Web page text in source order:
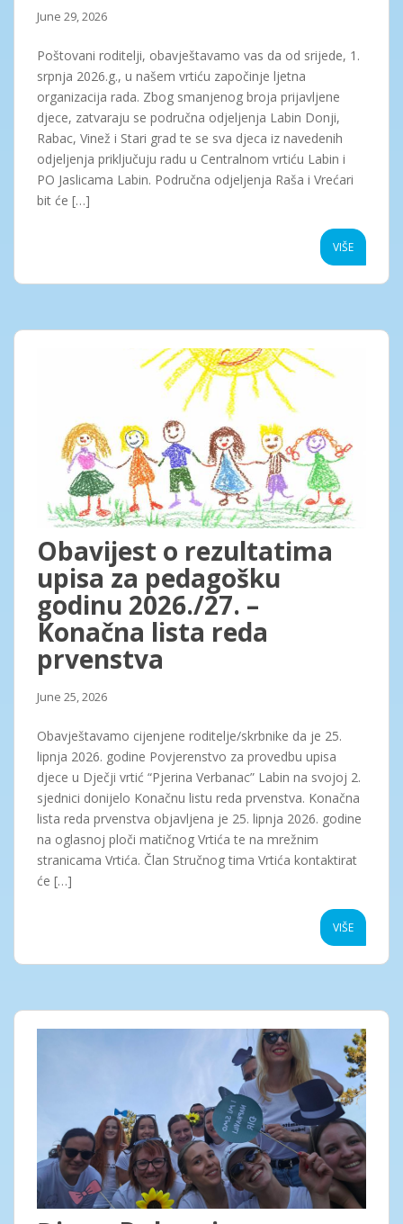
June 29, 2026
Poštovani roditelji, obavještavamo vas da od srijede, 1.
srpnja 2026.g., u našem vrtiću započinje ljetna
organizacija rada. Zbog smanjenog broja prijavljene
djece, zatvaraju se područna odjeljenja Labin Donji,
Rabac, Vinež i Stari grad te se sva djeca iz navedenih
odjeljenja priključuju radu u Centralnom vrtiću Labin i
PO Jaslicama Labin. Područna odjeljenja Raša i Vrećari
bit će […]
VIŠE
Obavijest o rezultatima
upisa za pedagošku
godinu 2026./27. –
Konačna lista reda
prvenstva
June 25, 2026
Obavještavamo cijenjene roditelje/skrbnike da je 25.
lipnja 2026. godine Povjerenstvo za provedbu upisa
djece u Dječji vrtić “Pjerina Verbanac” Labin na svojoj 2.
sjednici donijelo Konačnu listu reda prvenstva. Konačna
lista reda prvenstva objavljena je 25. lipnja 2026. godine
na oglasnoj ploči matičnog Vrtića te na mrežnim
stranicama Vrtića. Član Stručnog tima Vrtića kontaktirat
će […]
VIŠE